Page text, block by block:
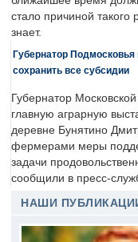
стало причиной
знает.
Губернатор
сохранить все субсидии
Губернатор
главную аграрную
деревне Бунятино
фермерами меры
задачи
сообщили в пресс-
НАШИ